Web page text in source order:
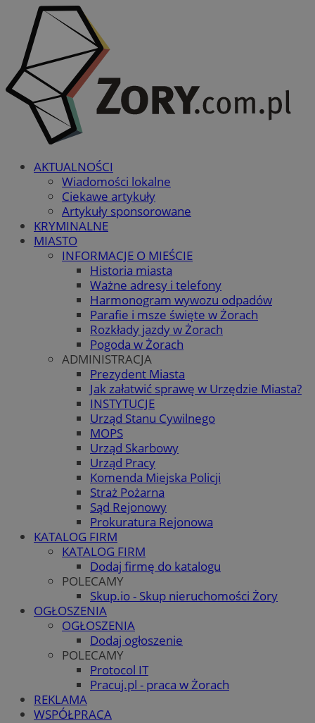
AKTUALNOŚCI
Wiadomości lokalne
Ciekawe artykuły
Artykuły sponsorowane
KRYMINALNE
MIASTO
INFORMACJE O MIEŚCIE
Historia miasta
Ważne adresy i telefony
Harmonogram wywozu odpadów
Parafie i msze święte w Żorach
Rozkłady jazdy w Żorach
Pogoda w Żorach
ADMINISTRACJA
Prezydent Miasta
Jak załatwić sprawę w Urzędzie Miasta?
INSTYTUCJE
Urząd Stanu Cywilnego
MOPS
Urząd Skarbowy
Urząd Pracy
Komenda Miejska Policji
Straż Pożarna
Sąd Rejonowy
Prokuratura Rejonowa
KATALOG FIRM
KATALOG FIRM
Dodaj firmę do katalogu
POLECAMY
Skup.io - Skup nieruchomości Żory
OGŁOSZENIA
OGŁOSZENIA
Dodaj ogłoszenie
POLECAMY
Protocol IT
Pracuj.pl - praca w Żorach
REKLAMA
WSPÓŁPRACA